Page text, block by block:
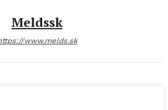
Meldssk
www.melds.sk